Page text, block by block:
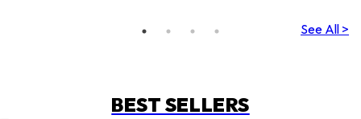
See All >
BEST SELLERS